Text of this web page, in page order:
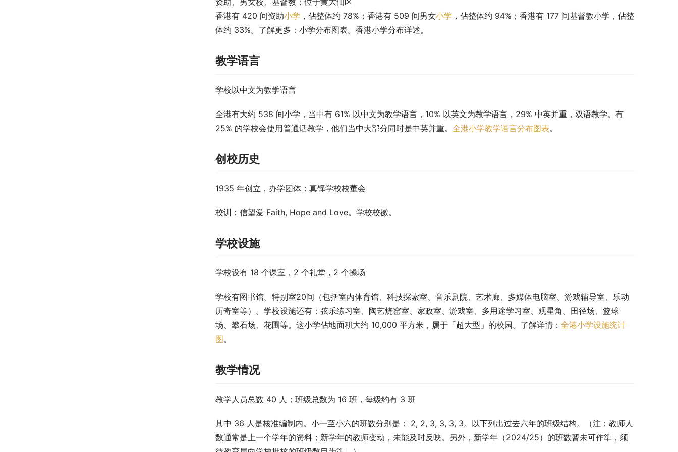
香港有 420 间资助小学 ，佔整体约 78%；香港有 509 间男女小学 ，佔整体约 94%；香港有 177 间基督教小学，佔整
体约 33%。了解更多：小学分布图表。香港小学分布详述。
教学语言
学校以中文为教学语言
全港有大约 538 间小学，当中有 61% 以中文为教学语言，10% 以英文为教学语言，29% 中英并重，双语教学。有
25% 的学校会使用普通话教学，他们当中大部分同时是中英并重。 全港小学教学语言分布图表。
创校历史
1935 年创立，办学团体：真铎学校校董会
校训：信望爱 Faith, Hope and Love。学校校徽。
学校设施
学校设有 18 个课室，2 个礼堂，2 个操场
学校有图书馆。特别室20间（包括室内体育馆、科技探索室、音乐剧院、艺术廊、多媒体电脑室、游戏辅导室、乐动
历奇室等）。学校设施还有：弦乐练习室、陶艺烧窑室、家政室、游戏室、多用途学习室、观星角、田径场、篮球
场、攀石场、花圃等。这小学佔地面积大约 10,000 平方米，属于「超大型」的校园。了解详情： 全港小学设施统计
图。
教学情况
教学人员总数 40 人；班级总数为 16 班，每级约有 3 班
其中 36 人是核准编制内。小一至小六的班数分别是： 2, 2, 3, 3, 3, 3。以下列出过去六年的班级结构。（注：教师人
数通常是上一个学年的资料；新学年的教师变动，未能及时反映。另外，新学年（2024/25）的班数暂未可作準，须